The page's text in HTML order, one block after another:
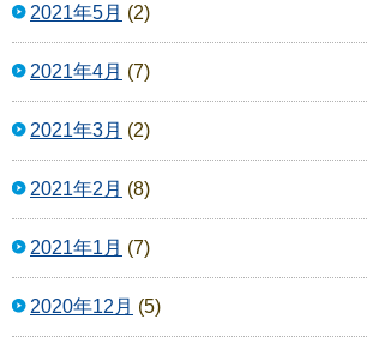
2021年5月 (2)
2021年4月 (7)
2021年3月 (2)
2021年2月 (8)
2021年1月 (7)
2020年12月 (5)